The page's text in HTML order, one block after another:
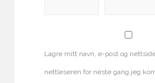
Lagre mitt navn, e-post og
nettleseren for neste gang jeg